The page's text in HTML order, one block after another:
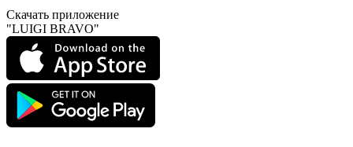
Скачать приложение
"LUIGI BRAVO"